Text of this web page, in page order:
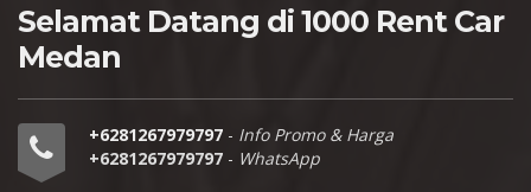
Selamat Datang di 1000 Rent Car
Medan
+6281267979797 - Info Promo & Harga
+6281267979797 - WhatsApp